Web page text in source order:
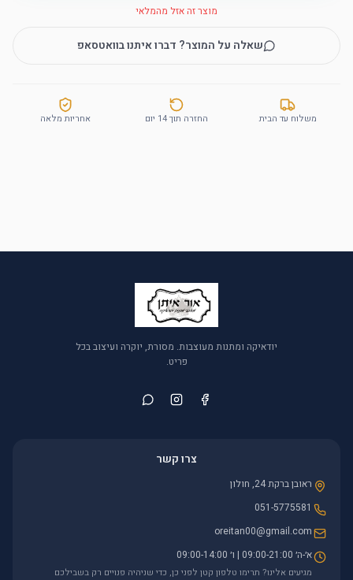
מוצר זה אזל מהמלאי
שאלה על המוצר? דברו איתנו בוואטסאפ
משלוח עד הבית החזרה תוך 14 יום אחריות מלאה
יודאיקה ומתנות מעוצבות. מסורת, יוקרה ועיצוב בכל
פריט.
צרו קשר
ראובן ברקת 24, חולון
051-5775581
oreitan00@gmail.com
א׳-ה׳ 09:00-21:00 | ו׳ 09:00-14:00
מגיעים אלינו? תרימו טלפון קטן לפני כן, כדי שניהיה פנויים רק בשבילכם